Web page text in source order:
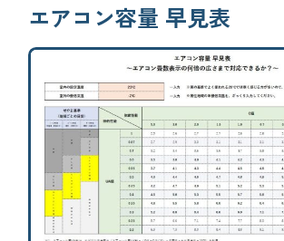
重要記事一覧を見る
CATEGORY
カテゴリから探す
家づくりの前に
エアコン容量 早見表